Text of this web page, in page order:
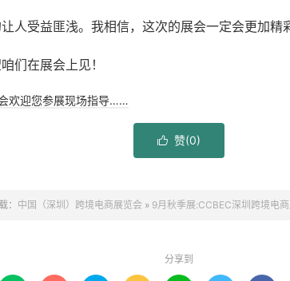
人受益匪浅。我相信，这次的展会一定会更加精
们在展会上见！
欢迎您参展现场指导……
 赞(0)
： 中国（深圳）跨境电商展览会 » 9月秋季展:CCBEC深圳跨境电
分享到